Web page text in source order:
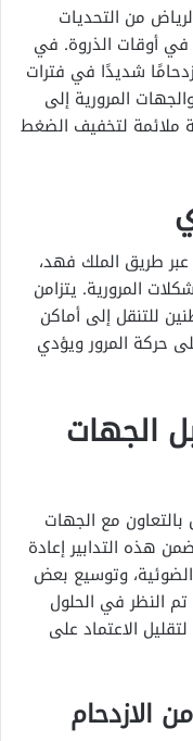
من التحديات
في أوقات الذروة. في
شديدًا في فترات
المرورية إلى
ملائمة لتخفيف الضغط
عبر طريق الملك فهد،
المرورية. يتزامن
للتنقل إلى أماكن
حركة المرور ويؤدي
الجهات
بالتعاون مع الجهات
هذه التدابير إعادة
الضوئية، وتوسيع بعض
تم النظر في الحلول
الاعتماد على
الازدحام